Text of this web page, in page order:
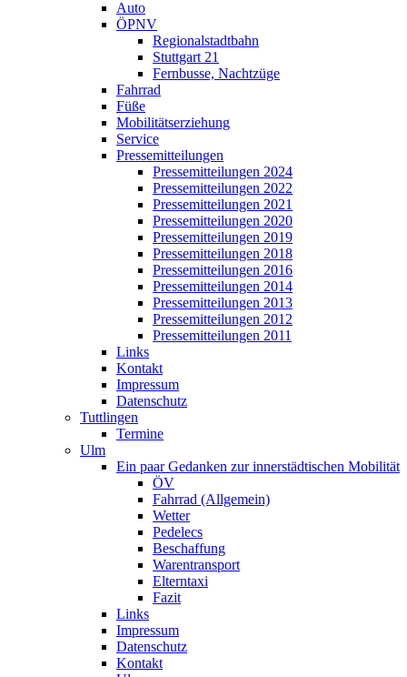
Auto
ÖPNV
Regionalstadtbahn
Stuttgart 21
Fernbusse, Nachtzüge
Fahrrad
Füße
Mobilitätserziehung
Service
Pressemitteilungen
Pressemitteilungen 2024
Pressemitteilungen 2022
Pressemitteilungen 2021
Pressemitteilungen 2020
Pressemitteilungen 2019
Pressemitteilungen 2018
Pressemitteilungen 2016
Pressemitteilungen 2014
Pressemitteilungen 2013
Pressemitteilungen 2012
Pressemitteilungen 2011
Links
Kontakt
Impressum
Datenschutz
Tuttlingen
Termine
Ulm
Ein paar Gedanken zur innerstädtischen Mobilität
ÖV
Fahrrad (Allgemein)
Wetter
Pedelecs
Beschaffung
Warentransport
Elterntaxi
Fazit
Links
Impressum
Datenschutz
Kontakt